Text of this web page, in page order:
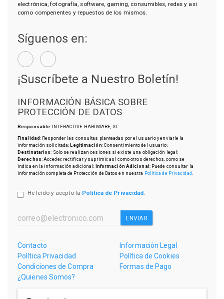
electrónica, fotografía, software, gaming, consumibles, redes y asi
como compenentes y repuestos de los mismos.
Síguenos en:
¡Suscríbete a Nuestro Boletín!
INFORMACIÓN BÁSICA SOBRE
PROTECCIÓN DE DATOS
Responsable: INTERACTIVE HARDWARE, SL
Finalidad: Responder las consultas planteadas por el usuario y enviarle la
información solicitada;Legitimación: Consentimiento del usuario;
Destinatarios: Solo se realizan cesiones si existe una obligación legal;
Derechos: Acceder, rectificar y suprimir, así como otros derechos, como se
indica en la información adicional; Información Adicional: Puede consultar la
información completa de Protección de Datos en nuestra Política de Privacidad
He leído y acepto la Política de Privacidad.
ENVIAR
Contacto
Información Legal
Política Privacidad
Política de Cookies
Condiciones de Compra
Formas de Pago
¿Quienes Somos?